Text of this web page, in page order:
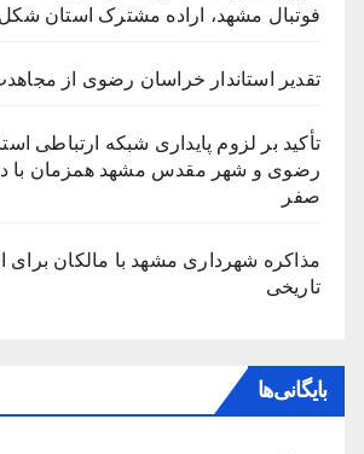
فوتبال مشهد، اراده مشترک استان شکل
تقدیر استاندار خراسان رضوی از
تأکید بر لزوم پایداری شبکه ارتباطی
رضوی و شهر مقدس مشهد همزمان با
صفر
تاریخی
بایگانی‌ها